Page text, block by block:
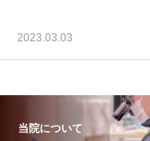
2023.03.03
当院について